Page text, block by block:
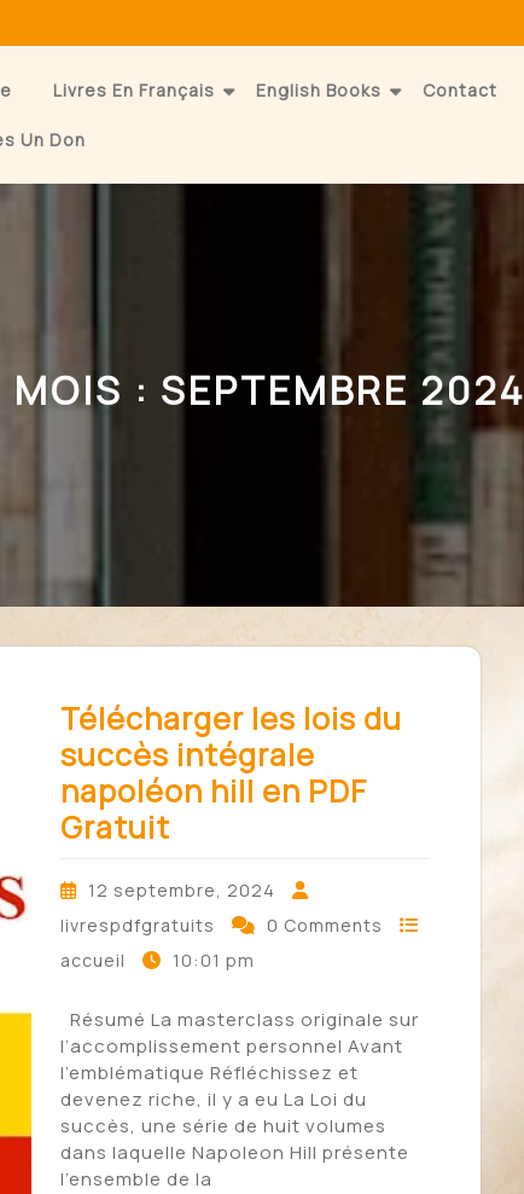
Livres En Français English Books Contact
Un Don
MOIS : SEPTEMBRE 2024
Télécharger les lois du
succès intégrale
napoléon hill en PDF
Gratuit
12 septembre, 2024
livrespdfgratuits
0 Comments
accueil
10:01 pm
Résumé La masterclass originale sur
l’accomplissement personnel Avant
l’emblématique Réfléchissez et
devenez riche, il y a eu La Loi du
succès, une série de huit volumes
dans laquelle Napoleon Hill présente
l’ensemble de la